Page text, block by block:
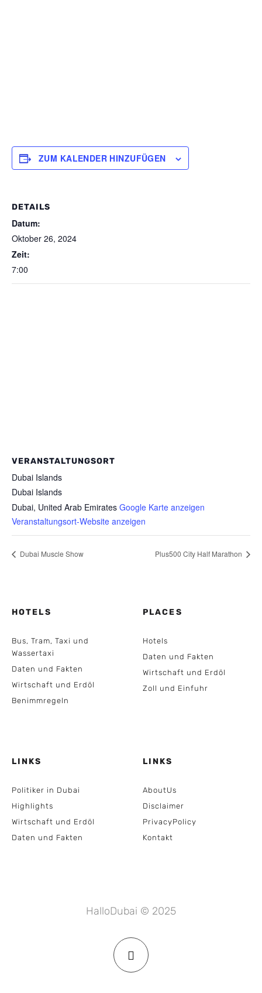
ZUM KALENDER HINZUFÜGEN
DETAILS
Datum:
Oktober 26, 2024
Zeit:
7:00
VERANSTALTUNGSORT
Dubai Islands
Dubai Islands
Dubai, United Arab Emirates Google Karte anzeigen
Veranstaltungsort-Website anzeigen
Dubai Muscle Show Plus500 City Half Marathon
HOTELS
Bus, Tram, Taxi und
Wassertaxi
Daten und Fakten
Wirtschaft und Erdöl
Benimmregeln
PLACES
Hotels
Daten und Fakten
Wirtschaft und Erdöl
Zoll und Einfuhr
LINKS
Politiker in Dubai
Highlights
Wirtschaft und Erdöl
Daten und Fakten
LINKS
AboutUs
Disclaimer
PrivacyPolicy
Kontakt
HalloDubai © 2025